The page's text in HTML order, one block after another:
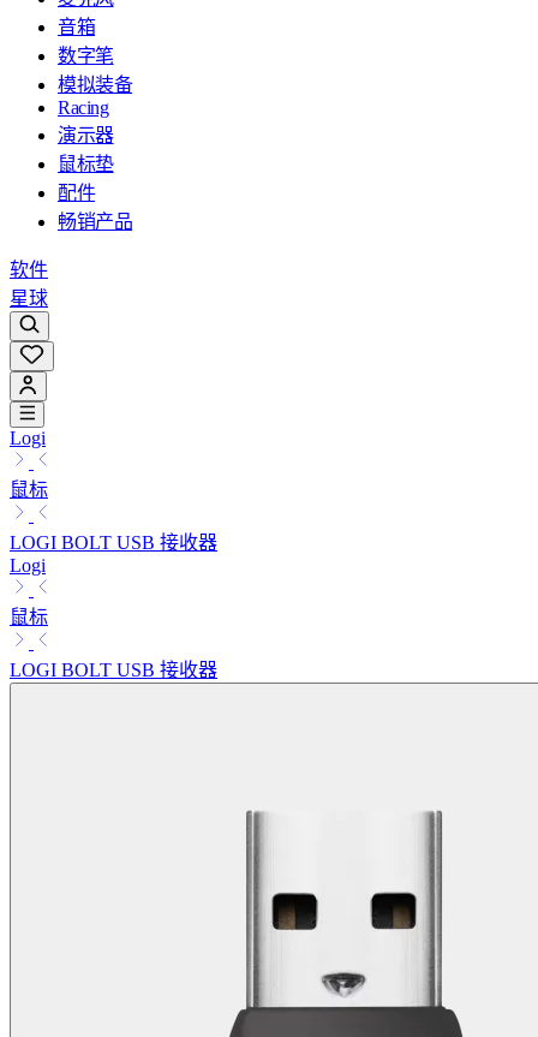
音箱
数字笔
模拟装备
Racing
演示器
鼠标垫
配件
畅销产品
软件
星球
Logi
鼠标
LOGI BOLT USB 接收器
Logi
鼠标
LOGI BOLT USB 接收器